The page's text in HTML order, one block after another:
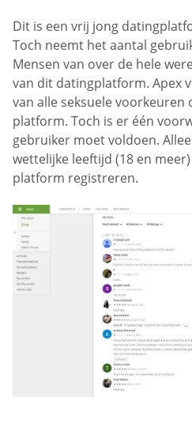
Dit is een vrij jong
Toch neemt het aantal
Mensen van over de hele
van dit datingplatform. Apex
van alle seksuele
platform. Toch is er één
gebruiker moet voldoen.
wettelijke leeftijd (18 en
platform registreren.